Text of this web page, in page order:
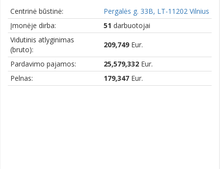
Centrinė būstinė:
Pergalės g. 33B, LT-11202 Vilnius
Įmonėje dirba:
51 darbuotojai
Vidutinis atlyginimas
(bruto):
209,749 Eur.
Pardavimo pajamos: 25,579,332 Eur.
Pelnas:
179,347 Eur.